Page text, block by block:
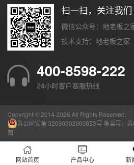
扫一扫，关注我们
微信公众号：地老板之
技术支持： 地老板之家
400-8598-222
24小时客户客服热线
Copyright © 2014-2026 All Rights Reserved.
苏公网安备 32030302000853号 备案号：
图
网站首页 产品中心 新